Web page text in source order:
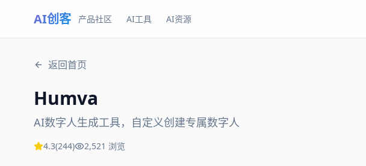
AI创客 产品社区 AI工具 AI资源
返回首页
Humva
AI数字人生成工具，自定义创建专属数字人
4.3(244) 2,521 浏览